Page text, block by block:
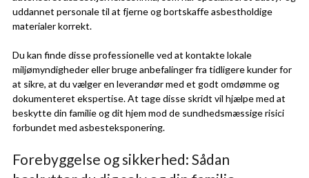
uddannet personale til at fjerne og bortskaffe asbestholdige
materialer korrekt.
Du kan finde disse professionelle ved at kontakte lokale
miljømyndigheder eller bruge anbefalinger fra tidligere kunder for
at sikre, at du vælger en leverandør med et godt omdømme og
dokumenteret ekspertise. At tage disse skridt vil hjælpe med at
beskytte din familie og dit hjem mod de sundhedsmæssige risici
forbundet med asbesteksponering.
Forebyggelse og sikkerhed: Sådan